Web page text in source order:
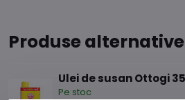
Produse alternative
Ulei de susan Ottogi
Pe stoc